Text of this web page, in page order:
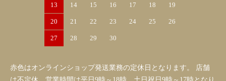
13 14 15 16 17 18 19
20 21 22 23 24 25 26
27 28 29 30
赤色はオンラインショップ発送業務の定休日となります。 店舗